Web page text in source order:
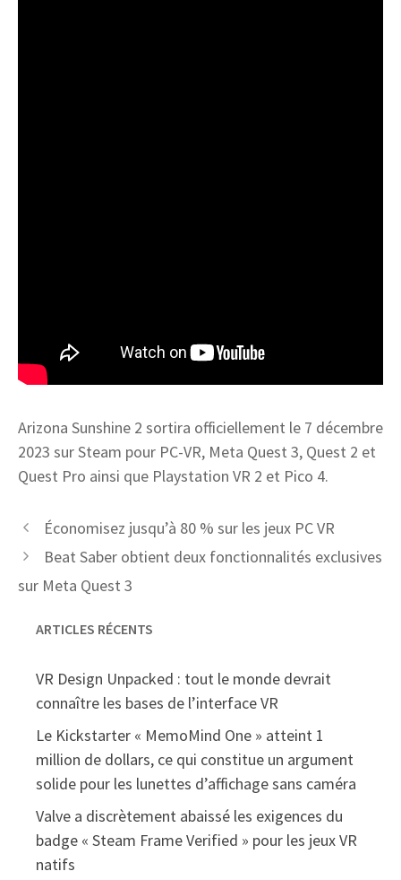
Arizona Sunshine 2 sortira officiellement le 7 décembre
2023 sur Steam pour PC-VR, Meta Quest 3, Quest 2 et
Quest Pro ainsi que Playstation VR 2 et Pico 4.
Économisez jusqu’à 80 % sur les jeux PC VR
Beat Saber obtient deux fonctionnalités exclusives
sur Meta Quest 3
ARTICLES RÉCENTS
VR Design Unpacked : tout le monde devrait
connaître les bases de l’interface VR
Le Kickstarter « MemoMind One » atteint 1
million de dollars, ce qui constitue un argument
solide pour les lunettes d’affichage sans caméra
Valve a discrètement abaissé les exigences du
badge « Steam Frame Verified » pour les jeux VR
natifs